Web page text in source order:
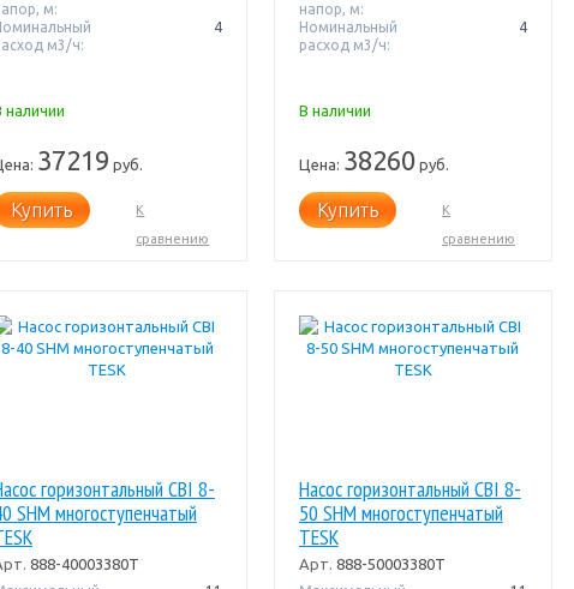
м:
м3/ч:
4
наличии
37219 руб.
Купить
К
сравнению
напор, м:
Номинальный
расход м3/ч:
4
В наличии
Цена: 38260 руб.
Купить
К
сравнению
горизонтальный CBI 8-
SHM многоступенчатый
888-40003380T
Насос горизонтальный CBI 8-
50 SHM многоступенчатый
TESK
Арт. 888-50003380T